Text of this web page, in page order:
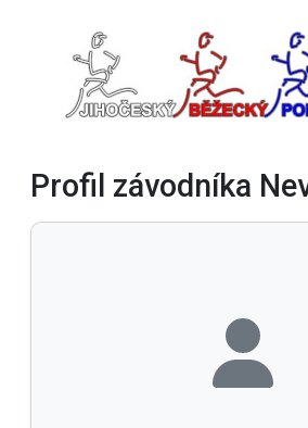
Profil závodníka